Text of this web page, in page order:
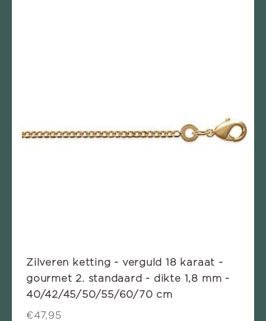
Zilveren ketting - verguld 18 karaat -
gourmet 2. standaard - dikte 1,8 mm -
40/42/45/50/55/60/70 cm
€47,95